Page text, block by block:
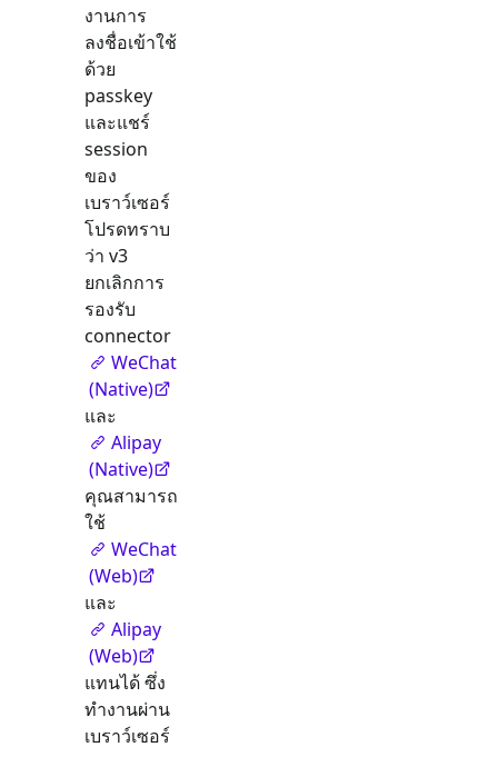
งานการ
ลงชื่อเข้าใช้
ด้วย
passkey
และแชร์
session
ของ
เบราว์เซอร์
โปรดทราบ
ว่า v3
ยกเลิกการ
รองรับ
connector
WeChat
(Native)
และ
Alipay
(Native)
คุณสามารถ
ใช้
WeChat
(Web)
และ
Alipay
(Web)
แทนได้ ซึ่ง
ทำงานผ่าน
เบราว์เซอร์